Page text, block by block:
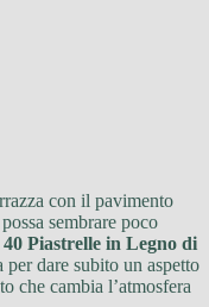
con il pavimento
sembrare poco
Piastrelle in Legno di
per dare subito un aspetto
che cambia l’atmosfera